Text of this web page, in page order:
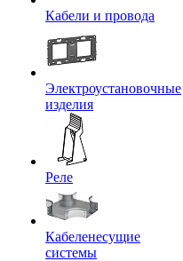
Кабели и провода
Электроустановочные
изделия
Реле
Кабеленесущие
системы